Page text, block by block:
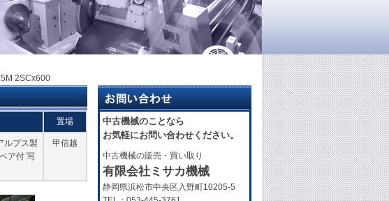
2SCx600
置場
ルプス製
ア付 写
甲信越
中古機械のことなら
お気軽にお問い合わせください。
中古機械の販売・買い取り
有限会社ミサカ機械
静岡県浜松市中央区入野町10205-5